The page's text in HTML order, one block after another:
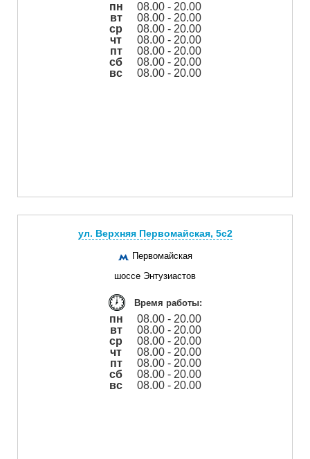
пн
08.00 - 20.00
вт
08.00 - 20.00
ср
08.00 - 20.00
чт
08.00 - 20.00
пт
08.00 - 20.00
сб
08.00 - 20.00
вс
08.00 - 20.00
ул. Верхняя Первомайская, 5с2
Первомайская
шоссе Энтузиастов
Время работы:
пн
08.00 - 20.00
вт
08.00 - 20.00
ср
08.00 - 20.00
чт
08.00 - 20.00
пт
08.00 - 20.00
сб
08.00 - 20.00
вс
08.00 - 20.00